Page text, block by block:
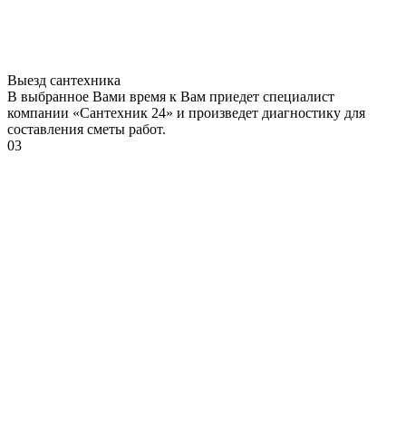
Выезд сантехника
В выбранное Вами время к Вам приедет специалист
компании «Сантехник 24» и произведет диагностику для
составления сметы работ.
03